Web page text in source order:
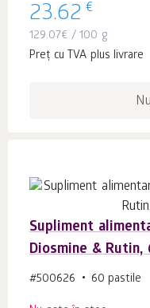
23.62 €
129.07€ / 100 g
Preț cu TVA plus livrare
Supliment
Diosmine & Rutin,
#500626 60 pastile